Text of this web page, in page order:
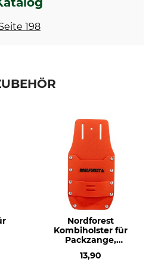
198
Nordforest
Kombiholster für
Packzange,
13,90